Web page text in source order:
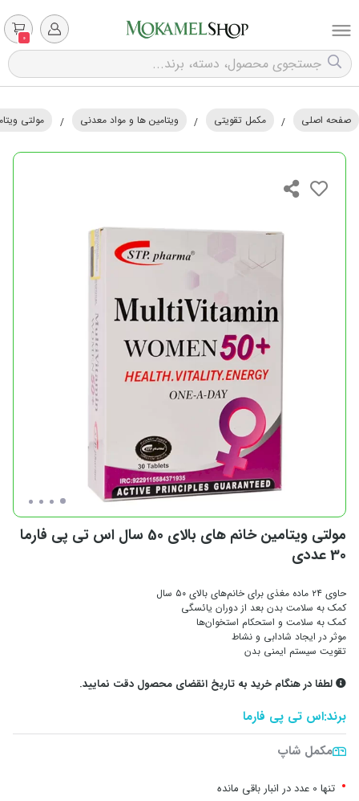
0
صفحه اصلی / مکمل تقویتی / ویتامین ها و مواد معدنی / مولتی
مولتی ویتامین خانم های بالای 50 سال اس تی پی فارما
30 عددی
حاوی ۲۴ ماده مغذی برای خانم‌های بالای ۵۰ سال
کمک به سلامت بدن بعد از دوران یائسگی
کمک به سلامت و استحکام استخوان‌ها
موثر در ایجاد شادابی و نشاط
تقویت سیستم ایمنی بدن
لطفا در هنگام خرید به تاریخ انقضای محصول دقت نمایید.
برند:اس تی پی فارما
مکمل شاپ
• تنها 0 عدد در انبار باقی مانده